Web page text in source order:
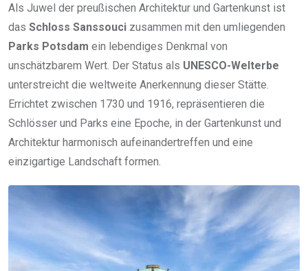
Als Juwel der preußischen Architektur und Gartenkunst ist
das Schloss Sanssouci zusammen mit den umliegenden
Parks Potsdam ein lebendiges Denkmal von
unschätzbarem Wert. Der Status als UNESCO-Welterbe
unterstreicht die weltweite Anerkennung dieser Stätte.
Errichtet zwischen 1730 und 1916, repräsentieren die
Schlösser und Parks eine Epoche, in der Gartenkunst und
Architektur harmonisch aufeinandertreffen und eine
einzigartige Landschaft formen.